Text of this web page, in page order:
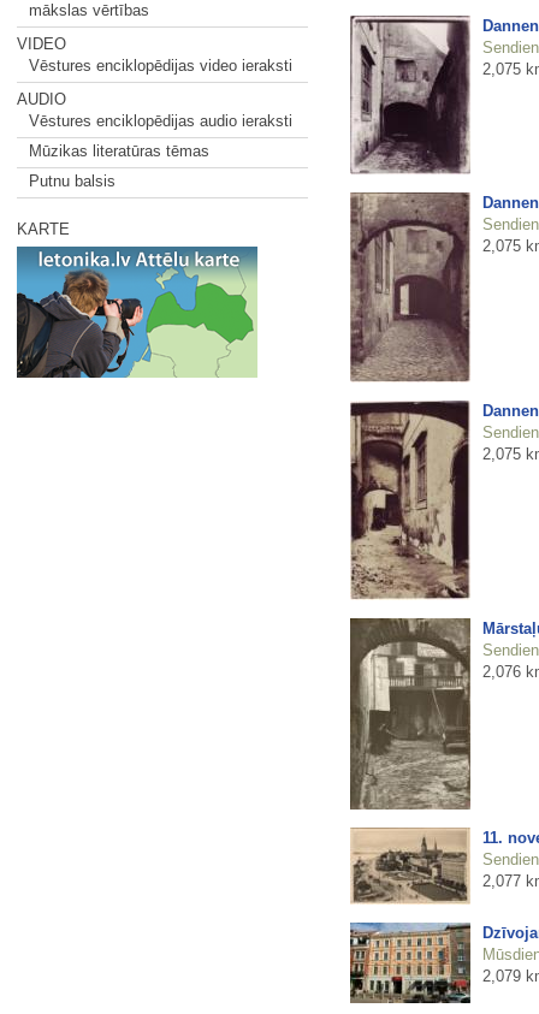
mākslas vērtības
VIDEO
Vēstures enciklopēdijas video ieraksti
AUDIO
Vēstures enciklopēdijas audio ieraksti
Mūzikas literatūras tēmas
Putnu balsis
KARTE
2,075
2,075
2,075
2,076
11.
2,077
2,079